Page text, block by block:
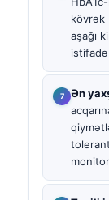
kövrək
aşağı
Ən